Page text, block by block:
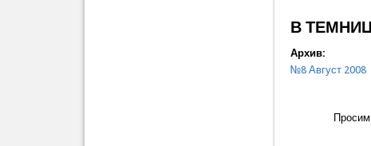
В
Архив:
№8 Август 2008
Просим